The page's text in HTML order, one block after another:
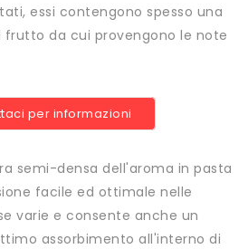
essi contengono spesso una
frutto da cui provengono le note
per informazioni
semi-densa dell'aroma in pasta
facile ed ottimale nelle
varie e consente anche un
assorbimento all'interno di